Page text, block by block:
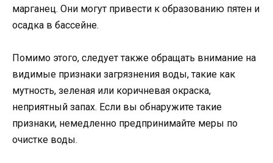
марганец. Они могут привести к образованию пятен и
осадка в бассейне.
Помимо этого, следует также обращать внимание на
видимые признаки загрязнения воды, такие как
мутность, зеленая или коричневая окраска,
неприятный запах. Если вы обнаружите такие
признаки, немедленно предпринимайте меры по
очистке воды.